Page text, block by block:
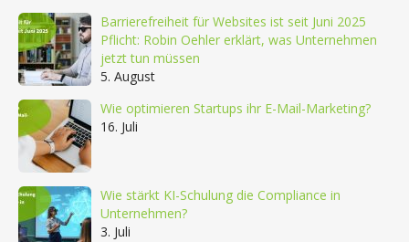
Barrierefreiheit für Websites ist seit Juni 2025
Pflicht: Robin Oehler erklärt, was Unternehmen
jetzt tun müssen
5. August
Wie optimieren Startups ihr E-Mail-Marketing?
16. Juli
Wie stärkt KI-Schulung die Compliance in
Unternehmen?
3. Juli